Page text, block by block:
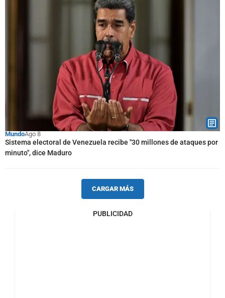
MundoAgo 8
Sistema electoral de Venezuela recibe "30 millones de ataques por
minuto", dice Maduro
CARGAR MÁS
PUBLICIDAD